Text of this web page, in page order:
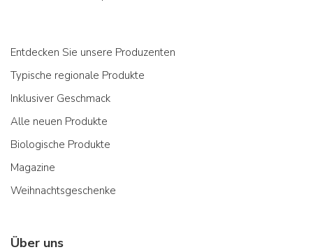
Entdecken Sie unsere Produzenten
Typische regionale Produkte
Inklusiver Geschmack
Alle neuen Produkte
Biologische Produkte
Magazine
Weihnachtsgeschenke
Über uns